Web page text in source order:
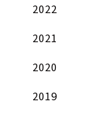
2022
2021
2020
2019